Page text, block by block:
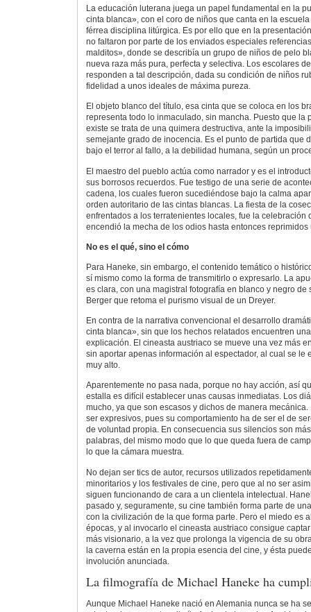
La educación luterana juega un papel fundamental en la
cinta blanca», con el coro de niños que canta en la
férrea disciplina litúrgica. Es por ello que en la
no faltaron por parte de los enviados especiales
malditos», donde se describía un grupo de niños de pelo
nueva raza más pura, perfecta y selectiva. Los escolares
responden a tal descripción, dada su condición de niños
fidelidad a unos ideales de máxima pureza.
El objeto blanco del título, esa cinta que se coloca en los
representa todo lo inmaculado, sin mancha. Puesto que la
existe se trata de una quimera destructiva, ante la
semejante grado de inocencia. Es el punto de partida que
bajo el terror al fallo, a la debilidad humana, según un
El maestro del pueblo actúa como narrador y es el
sus borrosos recuerdos. Fue testigo de una serie de
cadena, los cuales fueron sucediéndose bajo la calma
orden autoritario de las cintas blancas. La fiesta de la
enfrentados a los terratenientes locales, fue la celebración
encendió la mecha de los odios hasta entonces reprimidos
No es el qué, sino el cómo
Para Haneke, sin embargo, el contenido temático o
sí mismo como la forma de transmitirlo o expresarlo. La
es clara, con una magistral fotografía en blanco y negro de
Berger que retoma el purismo visual de un Dreyer.
En contra de la narrativa convencional el desarrollo
cinta blanca», sin que los hechos relatados encuentren
explicación. El cineasta austriaco se mueve una vez más
sin aportar apenas información al espectador, al cual se le
muy alto.
Aparentemente no pasa nada, porque no hay acción, así
estalla es difícil establecer unas causas inmediatas. Los
mucho, ya que son escasos y dichos de manera
ser expresivos, pues su comportamiento ha de ser el de
de voluntad propia. En consecuencia sus silencios son
palabras, del mismo modo que lo que queda fuera de
lo que la cámara muestra.
No dejan ser tics de autor, recursos utilizados
minoritarios y los festivales de cine, pero que al no ser
siguen funcionando de cara a un clientela intelectual.
pasado y, seguramente, su cine también forma parte de
con la civilización de la que forma parte. Pero el miedo es
épocas, y al invocarlo el cineasta austriaco consigue
más visionario, a la vez que prolonga la vigencia de su
la caverna están en la propia esencia del cine, y ésta
involución anunciada.
La filmografía de Michael Haneke ha
Aunque Michael Haneke nació en Alemania nunca se ha